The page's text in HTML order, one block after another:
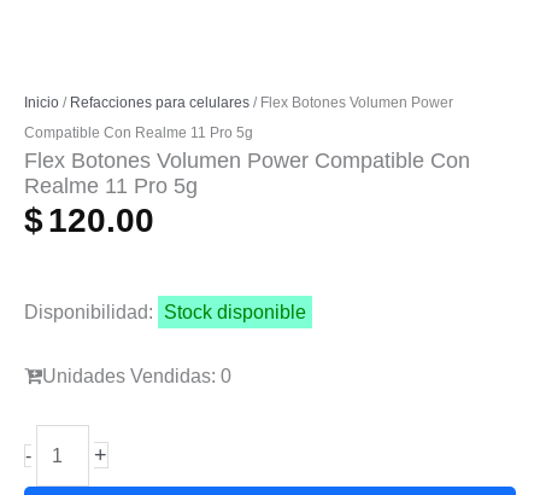
Inicio / Refacciones para celulares / Flex Botones Volumen Power
Compatible Con Realme 11 Pro 5g
Flex Botones Volumen Power Compatible Con
Realme 11 Pro 5g
$120.00
Disponibilidad: Stock disponible
Unidades Vendidas: 0
-
Botones
+